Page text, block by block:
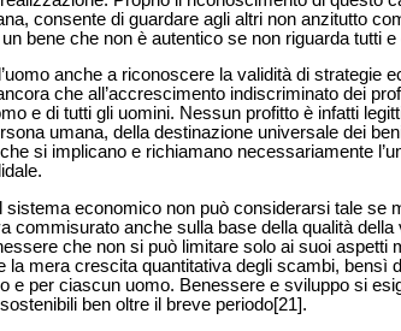
consente di guardare agli altri non anzitutto
bene che non è autentico se non riguarda tutti
anche a riconoscere la validità di strategie
che all’accrescimento indiscriminato dei
e di tutti gli uomini. Nessun profitto è infatti
umana, della destinazione universale dei
si implicano e richiamano necessariamente
sistema economico non può considerarsi tale se
commisurato anche sulla base della qualità
che non si può limitare solo ai suoi aspetti
la mera crescita quantitativa degli scambi, bensì
e per ciascun uomo. Benessere e sviluppo si
ben oltre il breve periodo[21].